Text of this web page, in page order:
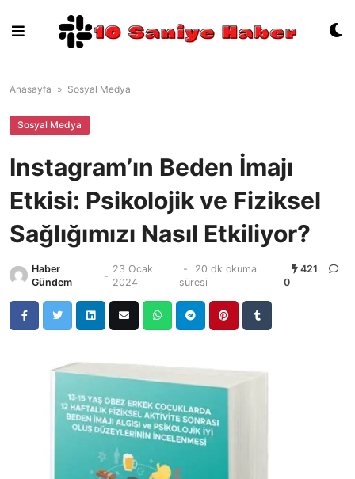
content
Anasayfa » Sosyal Medya
Sosyal Medya
Instagram’ın Beden İmajı
Etkisi: Psikolojik ve Fiziksel
Sağlığımızı Nasıl Etkiliyor?
Haber
Gündem
-
23 Ocak
2024
-
20 dk okuma
süresi
421
0